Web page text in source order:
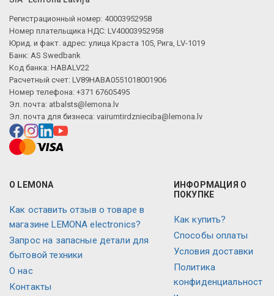
Регистрационный номер: 40003952958
Номер плательщика НДС: LV40003952958
Юрид. и факт. адрес: улица Краста 105, Рига, LV-1019
Банк: AS Swedbank
Код банка: HABALV22
Расчетный счет: LV89HABA0551018001906
Номер телефона: +371 67605495
Эл. почта: atbalsts@lemona.lv
Эл. почта для бизнеса: vairumtirdznieciba@lemona.lv
О LEMONA
Как оставить отзыв о товаре в
магазине LEMONA electronics?
Запрос на запасные детали для
бытовой техники
О нас
Контакты
ИНФОРМАЦИЯ О
ПОКУПКЕ
Как купить?
Способы оплаты
Условия доставки
Политика
конфиденциальност